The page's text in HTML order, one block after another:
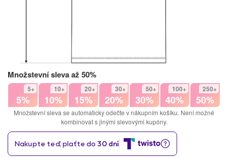
Množstevní sleva až 50%
5+
5%
10+
10%
20+
15%
30+
20%
50+
30%
100+
40%
250+
50%
Množstevní sleva se automaticky odečte v nákupním košíku. Není možné
kombinovat s jinými slevovými kupóny.